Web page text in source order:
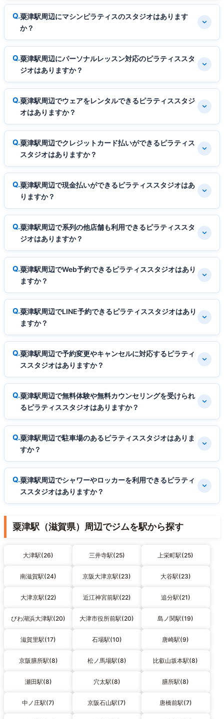
粟津駅周辺にマシンピラティスのスタジオはあります
か？
粟津駅周辺にパーソナルレッスン対応のピラティススタ
ジオはありますか？
粟津駅周辺でウェアをレンタルできるピラティススタジ
オはありますか？
粟津駅周辺でクレジットカード払いができるピラティス
スタジオはありますか？
粟津駅周辺で現金払いができるピラティススタジオはあ
りますか？
粟津駅周辺で系列の他店舗も利用できるピラティススタ
ジオはありますか？
粟津駅周辺でWeb予約できるピラティススタジオはあり
ますか？
粟津駅周辺でLINE予約できるピラティススタジオはあり
ますか？
粟津駅周辺で予約変更やキャンセルに対応するピラティ
ススタジオはありますか？
粟津駅周辺で無料体験や無料カウンセリングを受けられ
るピラティススタジオはありますか？
粟津駅周辺で駐車場のあるピラティススタジオはありま
すか？
粟津駅周辺でシャワーやロッカーを利用できるピラティ
ススタジオはありますか？
粟津駅（滋賀県）周辺でジムを駅から探す
大津駅(26) 三井寺駅(25) 上栄町駅(25)
南滋賀駅(24) 京阪大津京駅(23) 大谷駅(23)
大津京駅(22) 近江神宮前駅(22) 追分駅(21)
びわ湖浜大津駅(20) 大津市役所前駅(20) 島ノ関駅(19)
滋賀里駅(17) 石場駅(10) 唐崎駅(9)
京阪膳所駅(8) 松ノ馬場駅(8) 比叡山坂本駅(8)
瀬田駅(8) 穴太駅(8) 膳所駅(8)
中ノ庄駅(7) 京阪石山駅(7) 唐橋前駅(7)